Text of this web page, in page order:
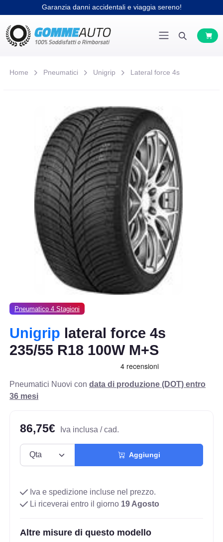
Garanzia danni accidentali e viaggia sereno!
Home Pneumatici Unigrip Lateral force 4s
Pneumatico 4 Stagioni
Unigrip lateral force 4s
235/55 R18 100W M+S
Pneumatici Nuovi condata di produzione (DOT) entro
36 mesi
86,75€ Iva inclusa / cad.
Aggiungi
Iva e spedizione incluse nel prezzo.
Li riceverai entro il giorno 19 Agosto
Altre misure di questo modello